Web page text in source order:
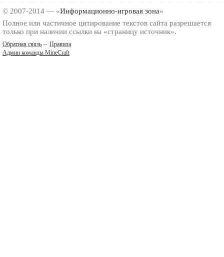
© 2007-2014 — «Информационно-игровая зона»
Полное или частичное цитирование текстов сайта разрешается
только при наличии ссылки на «страницу источник».
Обратная связь – Правила
Админ команды MineCraft